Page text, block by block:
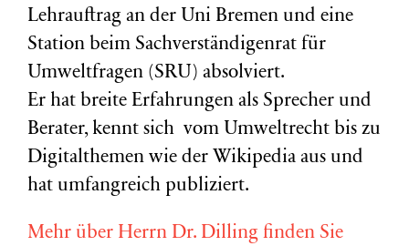
Lehrauftrag an der Uni Bremen und eine
Station beim Sachverständigenrat für
Umweltfragen (SRU) absolviert.
Er hat breite Erfahrungen als Sprecher und
Berater, kennt sich vom Umweltrecht bis zu
Digitalthemen wie der Wikipedia aus und
hat umfangreich publiziert.
Mehr über Herrn Dr. Dilling finden Sie